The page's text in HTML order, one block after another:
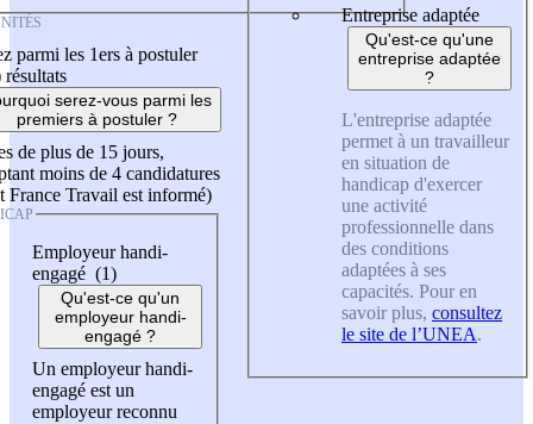
parmi les 1ers à postuler
résultats
serez-vous parmi les
premiers à postuler ?
de plus de 15 jours,
moins de 4 candidatures
France Travail est informé)
Employeur handi-
engagé (1)
Qu'est-ce qu'un
employeur handi-
engagé ?
Un employeur handi-
engagé est un
employeur reconnu
Entreprise adaptée
Qu'est-ce qu'une
entreprise adaptée
?
L'entreprise adaptée
permet à un travailleur
en situation de
handicap d'exercer
une activité
professionnelle dans
des conditions
adaptées à ses
capacités. Pour en
savoir plus, consultez
le site de l’UNEA.